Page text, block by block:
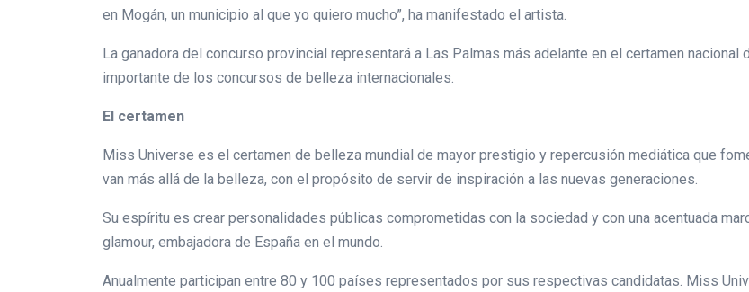
en Mogán, un municipio al que yo quiero mucho”, ha manifestado el artista.
La ganadora del concurso provincial representará a Las Palmas más adelante en el certamen
importante de los concursos de belleza internacionales.
El certamen
Miss Universe es el certamen de belleza mundial de mayor prestigio y repercusión mediática que
van más allá de la belleza, con el propósito de servir de inspiración a las nuevas generaciones.
Su espíritu es crear personalidades públicas comprometidas con la sociedad y con una acentuada
glamour, embajadora de España en el mundo.
Anualmente participan entre 80 y 100 países representados por sus respectivas candidatas. Miss